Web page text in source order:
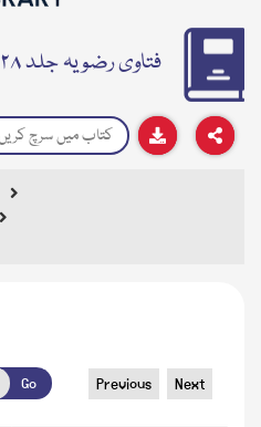
فتاوی رضویہ جلد ۲۸
Go Previous Next